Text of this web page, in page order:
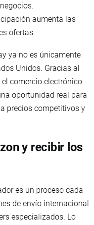
aumenta las
ofertas.
ya no es únicamente
Unidos. Gracias al
comercio electrónico
oportunidad real para
precios competitivos y
y recibir los
es un proceso cada
de envío internacional
especializados. Lo